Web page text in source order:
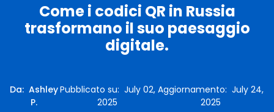
Come i codici QR in Russia
trasformano il suo paesaggio
digitale.
Da: Ashley
P.
Pubblicato su: July 02,
2025
Aggiornamento: July 24,
2025